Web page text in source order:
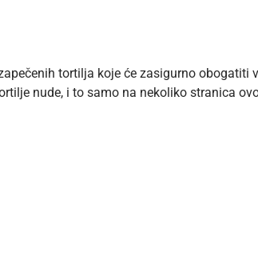
tortilja koje će zasigurno obogatiti
nude, i to samo na nekoliko stranica